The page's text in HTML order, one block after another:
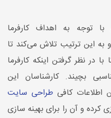
توجه به اهداف کارفرما
به این ترتیب تلاش می‌کند تا
در نظر گرفتن اینکه کارفرما
بچیند. کارشناسان این
اطلاعات کافی طراحی سایت
کرده و آن را برای بهینه سازی